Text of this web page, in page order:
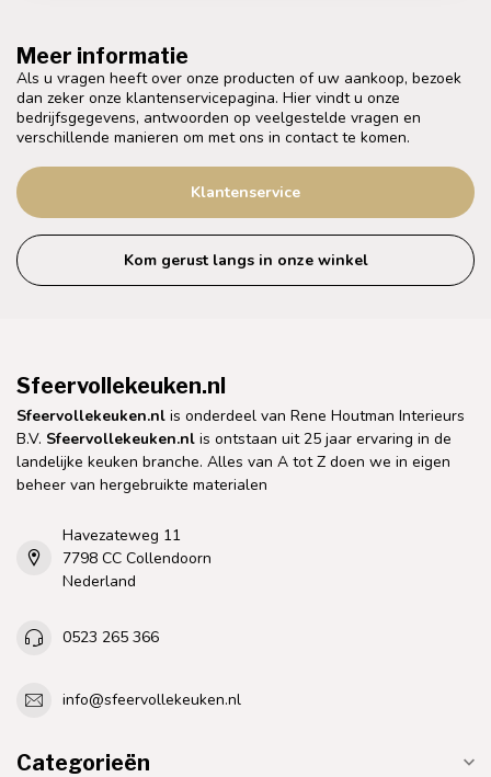
Meer informatie
Als u vragen heeft over onze producten of uw aankoop, bezoek
dan zeker onze klantenservicepagina. Hier vindt u onze
bedrijfsgegevens, antwoorden op veelgestelde vragen en
verschillende manieren om met ons in contact te komen.
Klantenservice
Kom gerust langs in onze winkel
Sfeervollekeuken.nl
Sfeervollekeuken.nl is onderdeel van Rene Houtman Interieurs
B.V. Sfeervollekeuken.nl is ontstaan uit 25 jaar ervaring in de
landelijke keuken branche. Alles van A tot Z doen we in eigen
beheer van hergebruikte materialen
Havezateweg 11
7798 CC Collendoorn
Nederland
0523 265 366
info@sfeervollekeuken.nl
Categorieën